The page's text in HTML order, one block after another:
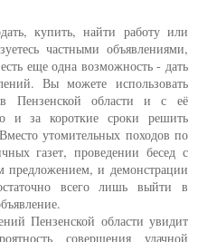
купить, найти работу или
частными объявлениями,
еще одна возможность - дать
Вы можете использовать
Пензенской области и с её
и за короткие сроки решить
утомительных походов по
газет, проведении бесед с
и демонстрации
всего лишь выйти в
Пензенской области увидит
совершения удачной